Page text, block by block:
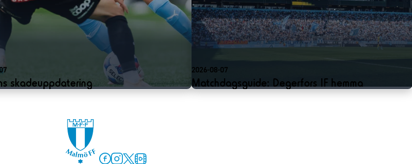
skadeuppdatering
2026-08-07
Matchdagsguide: Degerfors IF hemma